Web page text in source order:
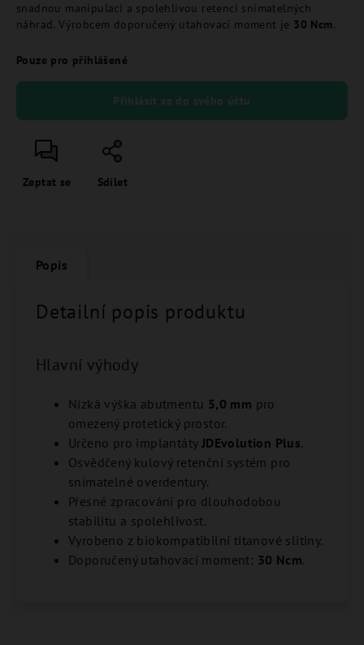
snadnou manipulaci a spolehlivou retenci snímatelných
náhrad. Výrobcem doporučený utahovací moment je 30 Ncm.
Pouze pro přihlášené
Přihlásit se do svého účtu
Zeptat se Sdílet
Popis
Detailní popis produktu
Hlavní výhody
Nízká výška abutmentu 5,0 mm pro
omezený protetický prostor.
Určeno pro implantáty JDEvolution Plus.
Osvědčený kulový retenční systém pro
snímatelné overdentury.
Přesné zpracování pro dlouhodobou
stabilitu a spolehlivost.
Vyrobeno z biokompatibilní titanové slitiny.
Doporučený utahovací moment: 30 Ncm.